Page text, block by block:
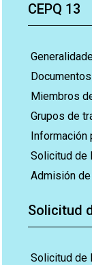
CEPQ 13
Miembros
Grupos de
Información
Solicitud de
Admisión
Solicitud
Solicitud de